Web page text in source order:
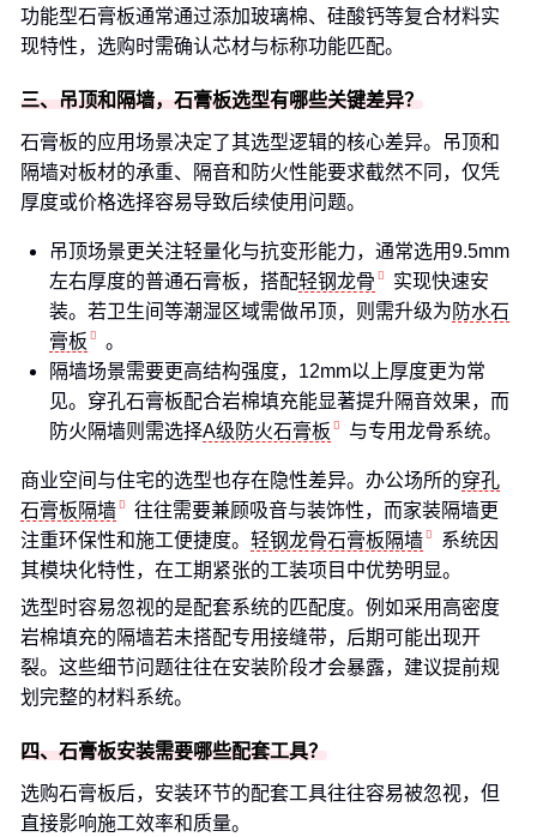
功能型石膏板通常通过添加玻璃棉、硅酸钙等复合材料实
现特性，选购时需确认芯材与标称功能匹配。
三、吊顶和隔墙，石膏板选型有哪些关键差异？
石膏板的应用场景决定了其选型逻辑的核心差异。吊顶和
隔墙对板材的承重、隔音和防火性能要求截然不同，仅凭
厚度或价格选择容易导致后续使用问题。
吊顶场景更关注轻量化与抗变形能力，通常选用9.5mm
左右厚度的普通石膏板，搭配轻钢龙骨
实现快速安
装。若卫生间等潮湿区域需做吊顶，则需升级为 防水石
膏板
。
隔墙场景需要更高结构强度，12mm以上厚度更为常
见。穿孔石膏板配合岩棉填充能显著提升隔音效果，而
防火隔墙则需选择A级防火石膏板 与专用龙骨系统。
商业空间与住宅的选型也存在隐性差异。办公场所的穿孔
石膏板隔墙
往往需要兼顾吸音与装饰性，而家装隔墙更
注重环保性和施工便捷度。 轻钢龙骨石膏板隔墙
系统因
其模块化特性，在工期紧张的工装项目中优势明显。
选型时容易忽视的是配套系统的匹配度。例如采用高密度
岩棉填充的隔墙若未搭配专用接缝带，后期可能出现开
裂。这些细节问题往往在安装阶段才会暴露，建议提前规
划完整的材料系统。
四、石膏板安装需要哪些配套工具？
选购石膏板后，安装环节的配套工具往往容易被忽视，但
直接影响施工效率和质量。